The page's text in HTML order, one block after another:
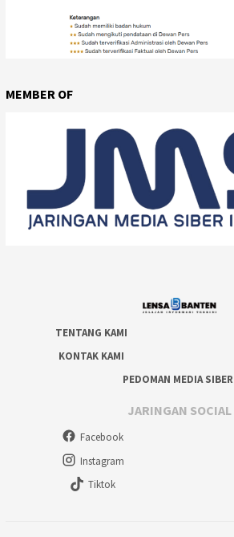
MEMBER OF
TENTANG KAMI
KONTAK KAMI
PEDOMAN MEDIA SIBER
JARINGAN SOCIAL
Facebook
Instagram
Tiktok